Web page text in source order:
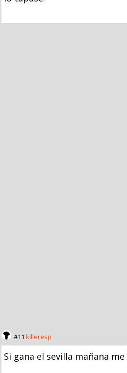
#11 killeresp
Si gana el sevilla mañana